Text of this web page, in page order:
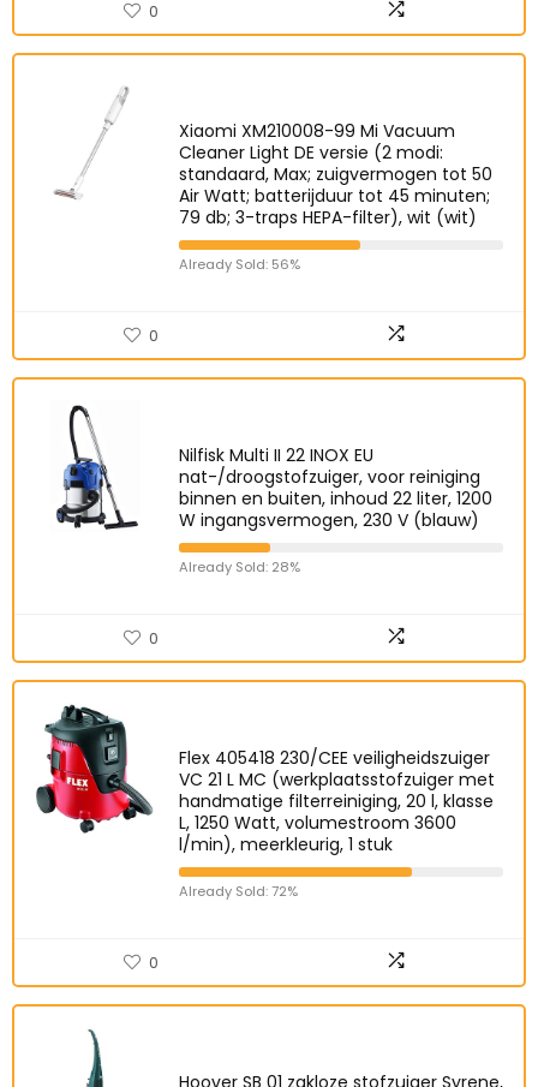
0
Xiaomi XM210008-99 Mi Vacuum
Cleaner Light DE versie (2 modi:
standaard, Max; zuigvermogen tot 50
Air Watt; batterijduur tot 45 minuten;
79 db; 3-traps HEPA-filter), wit (wit)
Already Sold: 56%
0
Nilfisk Multi II 22 INOX EU
nat-/droogstofzuiger, voor reiniging
binnen en buiten, inhoud 22 liter, 1200
W ingangsvermogen, 230 V (blauw)
Already Sold: 28%
0
Flex 405418 230/CEE veiligheidszuiger
VC 21 L MC (werkplaatsstofzuiger met
handmatige filterreiniging, 20 l, klasse
L, 1250 Watt, volumestroom 3600
l/min), meerkleurig, 1 stuk
Already Sold: 72%
0
Hoover SB 01 zakloze stofzuiger Syrene,